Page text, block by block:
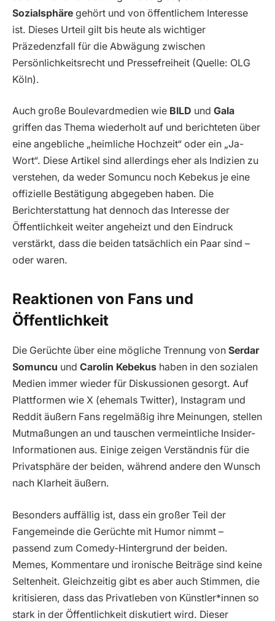
Sozialsphäre gehört und von öffentlichem Interesse
ist. Dieses Urteil gilt bis heute als wichtiger
Präzedenzfall für die Abwägung zwischen
Persönlichkeitsrecht und Pressefreiheit (Quelle: OLG
Köln).
Auch große Boulevardmedien wie BILD und Gala
griffen das Thema wiederholt auf und berichteten über
eine angebliche „heimliche Hochzeit“ oder ein „Ja-
Wort“. Diese Artikel sind allerdings eher als Indizien zu
verstehen, da weder Somuncu noch Kebekus je eine
offizielle Bestätigung abgegeben haben. Die
Berichterstattung hat dennoch das Interesse der
Öffentlichkeit weiter angeheizt und den Eindruck
verstärkt, dass die beiden tatsächlich ein Paar sind –
oder waren.
Reaktionen von Fans und
Öffentlichkeit
Die Gerüchte über eine mögliche Trennung von Serdar
Somuncu und Carolin Kebekus haben in den sozialen
Medien immer wieder für Diskussionen gesorgt. Auf
Plattformen wie X (ehemals Twitter), Instagram und
Reddit äußern Fans regelmäßig ihre Meinungen, stellen
Mutmaßungen an und tauschen vermeintliche Insider-
Informationen aus. Einige zeigen Verständnis für die
Privatsphäre der beiden, während andere den Wunsch
nach Klarheit äußern.
Besonders auffällig ist, dass ein großer Teil der
Fangemeinde die Gerüchte mit Humor nimmt –
passend zum Comedy-Hintergrund der beiden.
Memes, Kommentare und ironische Beiträge sind keine
Seltenheit. Gleichzeitig gibt es aber auch Stimmen, die
kritisieren, dass das Privatleben von Künstler*innen so
stark in der Öffentlichkeit diskutiert wird. Dieser